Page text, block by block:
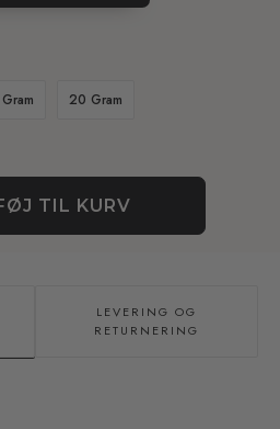
20 Gram
TIL KURV
LEVERING OG
RETURNERING